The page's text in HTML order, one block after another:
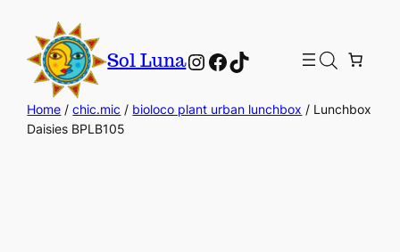
Sol LunaInstagram
Facebook
TikTok
Home /chic.mic / bioloco plant urban lunchbox / Lunchbox
Daisies BPLB105